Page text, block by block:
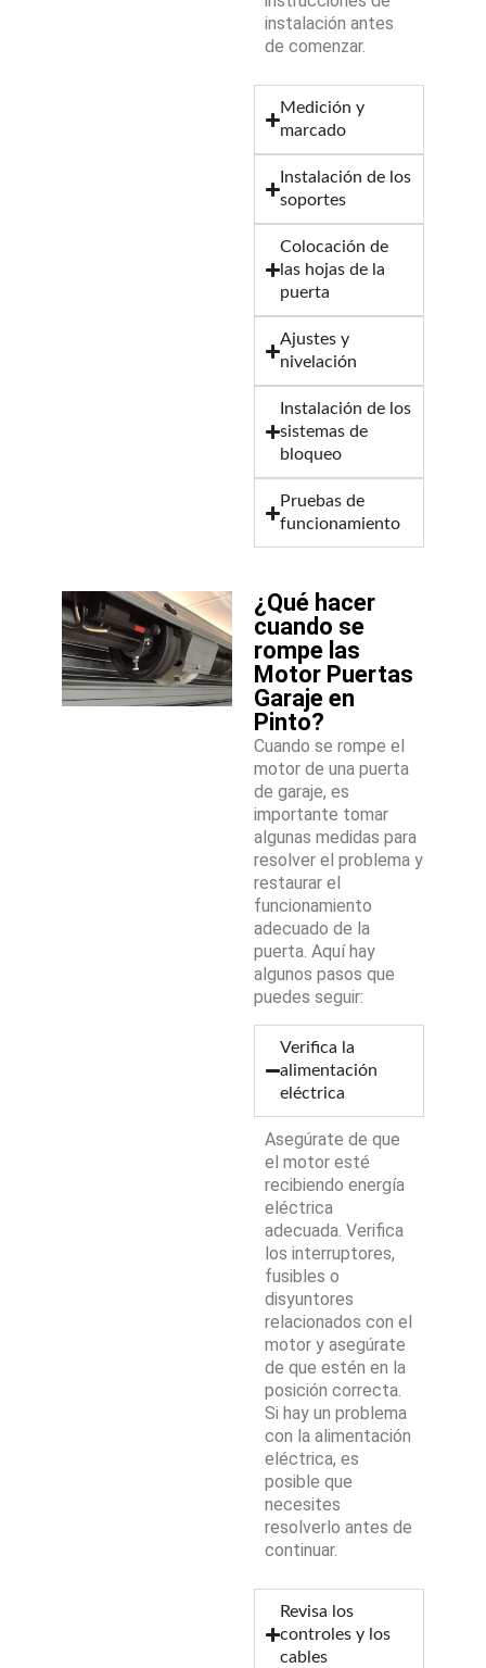
instalación antes
de comenzar.
Medición y
marcado
Instalación de los
soportes
Colocación de
las hojas de la
puerta
Ajustes y
nivelación
Instalación de los
sistemas de
bloqueo
Pruebas de
funcionamiento
¿Qué hacer
cuando se
rompe las
Motor Puertas
Garaje en
Pinto?
Cuando se rompe el
motor de una puerta
de garaje, es
importante tomar
algunas medidas para
resolver el problema y
restaurar el
funcionamiento
adecuado de la
puerta. Aquí hay
algunos pasos que
puedes seguir:
Verifica la
alimentación
eléctrica
Asegúrate de que
el motor esté
recibiendo energía
eléctrica
adecuada. Verifica
los interruptores,
fusibles o
disyuntores
relacionados con el
motor y asegúrate
de que estén en la
posición correcta.
Si hay un problema
con la alimentación
eléctrica, es
posible que
necesites
resolverlo antes de
continuar.
Revisa los
controles y los
cables